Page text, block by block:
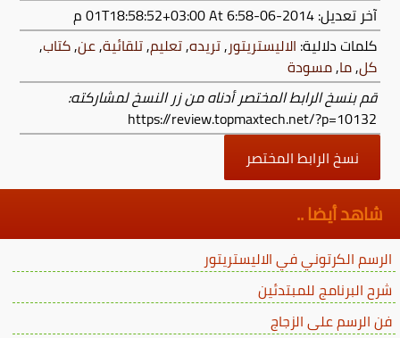
آخر تعديل:2014-06-01T18:58:52+03:00
At 6:58 م
كلمات دلالية: الاليستريتور,تريده,تعليم,تلقائية,عن,كتاب,
كل,ما,مسودة
قم بنسخ الرابط المختصر أدناه من زر النسخ لمشاركته:
https://review.topmaxtech.net/?p=10132
نسخ الرابط المختصر
شاهد أيضا ..
الرسم الكرتوني في الاليستريتور
شرح البرنامج للمبتدئين
فن الرسم على الزجاج